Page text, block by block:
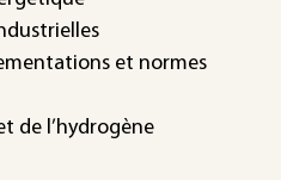
et normes
de l’hydrogène